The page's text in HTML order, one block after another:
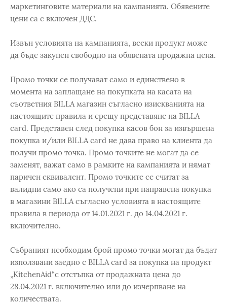
маркетинговите материали на кампанията. Обявените
цени са с включен ДДС.
Извън условията на кампанията, всеки продукт може
да бъде закупен свободно на обявената продажна цена.
Промо точки се получават само и единствено в
момента на заплащане на покупката на касата на
съответния BILLA магазин съгласно изискванията на
настоящите правила и срещу представяне на BILLA
card. Представен след покупка касов бон за извършена
покупка и/или BILLA card не дава право на клиента да
получи промо точка. Промо точките не могат да се
заменят, важат само в рамките на кампанията и нямат
паричен еквивалент. Промо точките се считат за
валидни само ако са получени при направена покупка
в магазини BILLA съгласно условията в настоящите
правила в периода от 14.01.2021 г. до 14.04.2021 г.
включително.
Събраният необходим брой промо точки могат да бъдат
използвани заедно с BILLA card за покупка на продукт
„KitchenAid“с отстъпка от продажната цена до
28.04.2021 г. включително или до изчерпване на
количествата.